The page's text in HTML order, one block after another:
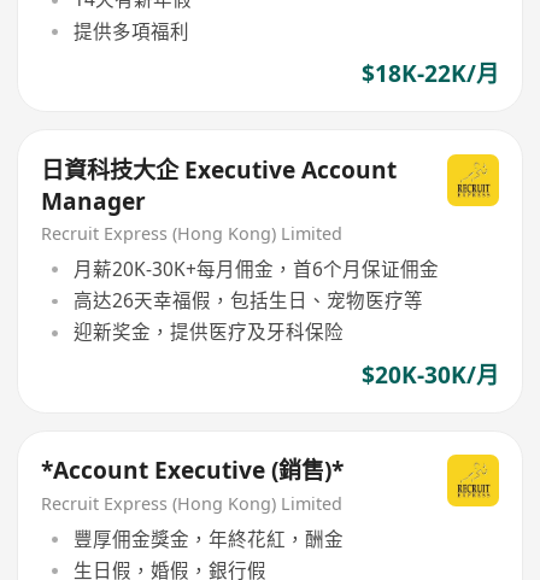
提供多項福利
$18K-22K/月
日資科技大企 Executive Account
Manager
Recruit Express (Hong Kong) Limited
月薪20K-30K+每月佣金，首6个月保证佣金
高达26天幸福假，包括生日、宠物医疗等
迎新奖金，提供医疗及牙科保险
$20K-30K/月
*Account Executive (銷售)*
Recruit Express (Hong Kong) Limited
豐厚佣金獎金，年終花紅，酬金
生日假，婚假，銀行假